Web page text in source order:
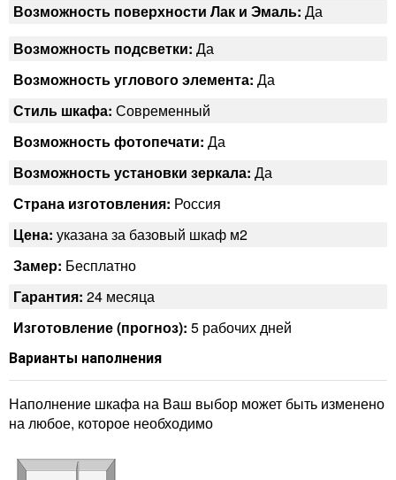
Возможность поверхности Лак и Эмаль: Да
Возможность подсветки: Да
Возможность углового элемента: Да
Стиль шкафа: Современный
Возможность фотопечати: Да
Возможность установки зеркала: Да
Страна изготовления: Россия
Цена: указана за базовый шкаф м2
Замер: Бесплатно
Гарантия: 24 месяца
Изготовление (прогноз): 5 рабочих дней
Варианты наполнения
Наполнение шкафа на Ваш выбор может быть изменено
на любое, которое необходимо